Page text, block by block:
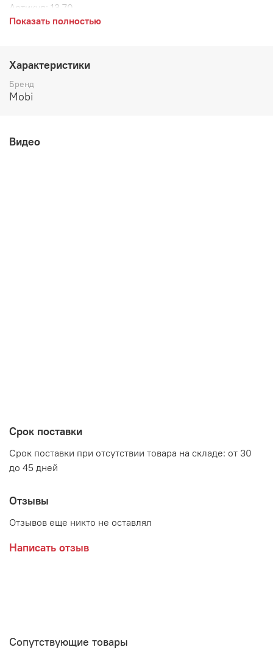
Артикул: 13.70
глубина 454 мм
высота 446 мм
Производитель:
Мебельная фабрика MOBI
Показать полностью
Характеристики
Бренд
Mobi
Видео
Срок поставки
Срок поставки при отсутствии товара на складе: от 30
до 45 дней
Отзывы
Отзывов еще никто не оставлял
Написать отзыв
Сопутствующие товары